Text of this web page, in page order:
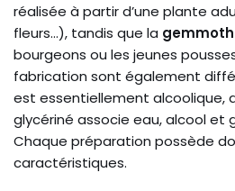
réalisée à partir d’une plante
fleurs…), tandis que la
bourgeons ou les jeunes
fabrication sont également
est essentiellement alcoolique,
glycériné associe eau, alcool et
Chaque préparation possède
caractéristiques.